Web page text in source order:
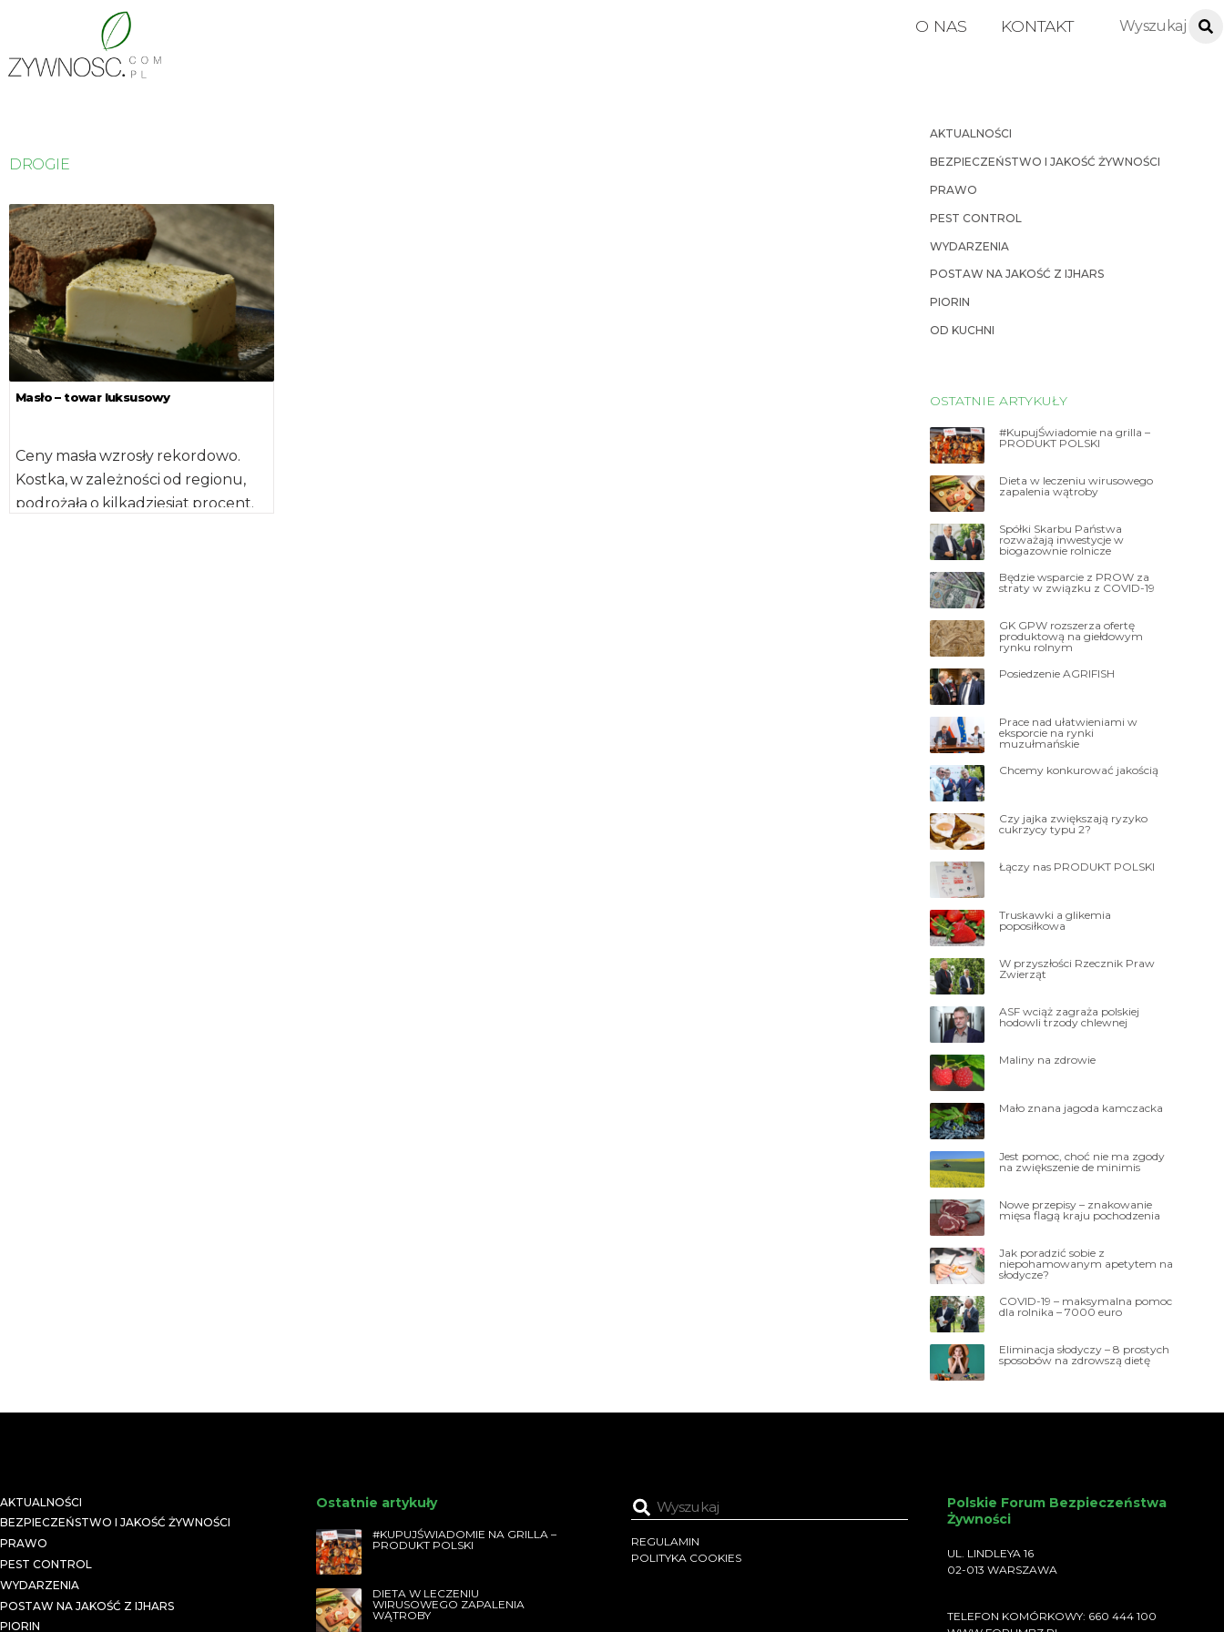
O NAS KONTAKT
DROGIE
Masło – towar luksusowy
Ceny masła wzrosły rekordowo.
Kostka, w zależności od regionu,
podrożała o kilkadziesiąt procent.
AKTUALNOŚCI
BEZPIECZEŃSTWO I JAKOŚĆ ŻYWNOŚCI
PRAWO
PEST CONTROL
WYDARZENIA
POSTAW NA JAKOŚĆ Z IJHARS
PIORIN
OD KUCHNI
OSTATNIE ARTYKUŁY
#KupujŚwiadomie na grilla –
PRODUKT POLSKI
Dieta w leczeniu wirusowego
zapalenia wątroby
Spółki Skarbu Państwa
rozważają inwestycje w
biogazownie rolnicze
Będzie wsparcie z PROW za
straty w związku z COVID-19
GK GPW rozszerza ofertę
produktową na giełdowym
rynku rolnym
Posiedzenie AGRIFISH
Prace nad ułatwieniami w
eksporcie na rynki
muzułmańskie
Chcemy konkurować jakością
Czy jajka zwiększają ryzyko
cukrzycy typu 2?
Łączy nas PRODUKT POLSKI
Truskawki a glikemia
poposiłkowa
W przyszłości Rzecznik Praw
Zwierząt
ASF wciąż zagraża polskiej
hodowli trzody chlewnej
Maliny na zdrowie
Mało znana jagoda kamczacka
Jest pomoc, choć nie ma zgody
na zwiększenie de minimis
Nowe przepisy – znakowanie
mięsa flagą kraju pochodzenia
Jak poradzić sobie z
niepohamowanym apetytem na
słodycze?
COVID-19 – maksymalna pomoc
dla rolnika – 7000 euro
Eliminacja słodyczy – 8 prostych
sposobów na zdrowszą dietę
AKTUALNOŚCI
BEZPIECZEŃSTWO I JAKOŚĆ ŻYWNOŚCI
PRAWO
PEST CONTROL
WYDARZENIA
POSTAW NA JAKOŚĆ Z IJHARS
PIORIN
Ostatnie artykuły
#KUPUJŚWIADOMIE NA GRILLA –
PRODUKT POLSKI
DIETA W LECZENIU
WIRUSOWEGO ZAPALENIA
WĄTROBY
REGULAMIN
POLITYKA COOKIES
Polskie Forum Bezpieczeństwa
Żywności
UL. LINDLEYA 16
02-013 WARSZAWA
TELEFON KOMÓRKOWY: 660 444 100